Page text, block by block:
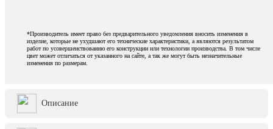
*Производитель имеет право без предварительного уведомления вносить изменения в
изделие, которые не ухудшают его технические характеристики, а являются результатом
работ по усовершенствованию его конструкции или технологии производства. В том числе
цвет может отличаться от указанного на сайте, а так же могут быть незначительные
изменения по размерам.
Описание